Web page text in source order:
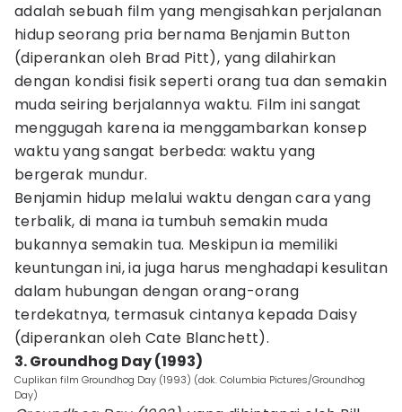
adalah sebuah film yang mengisahkan perjalanan
hidup seorang pria bernama Benjamin Button
(diperankan oleh Brad Pitt), yang dilahirkan
dengan kondisi fisik seperti orang tua dan semakin
muda seiring berjalannya waktu. Film ini sangat
menggugah karena ia menggambarkan konsep
waktu yang sangat berbeda: waktu yang
bergerak mundur.
Benjamin hidup melalui waktu dengan cara yang
terbalik, di mana ia tumbuh semakin muda
bukannya semakin tua. Meskipun ia memiliki
keuntungan ini, ia juga harus menghadapi kesulitan
dalam hubungan dengan orang-orang
terdekatnya, termasuk cintanya kepada Daisy
(diperankan oleh Cate Blanchett).
3. Groundhog Day (1993)
Cuplikan film Groundhog Day (1993) (dok. Columbia Pictures/Groundhog
Day)